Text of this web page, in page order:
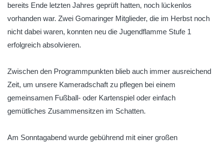
bereits Ende letzten Jahres geprüft hatten, noch lückenlos
vorhanden war. Zwei Gomaringer Mitglieder, die im Herbst noch
nicht dabei waren, konnten neu die Jugendflamme Stufe 1
erfolgreich absolvieren.
Zwischen den Programmpunkten blieb auch immer ausreichend
Zeit, um unsere Kameradschaft zu pflegen bei einem
gemeinsamen Fußball- oder Kartenspiel oder einfach
gemütliches Zusammensitzen im Schatten.
Am Sonntagabend wurde gebührend mit einer großen